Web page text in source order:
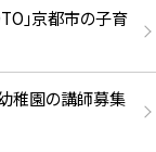
」京都市の子育
稚園の講師募集